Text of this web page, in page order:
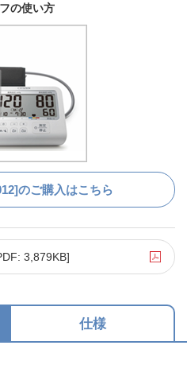
の使い方
のご購入はこちら
3,879KB]
仕様